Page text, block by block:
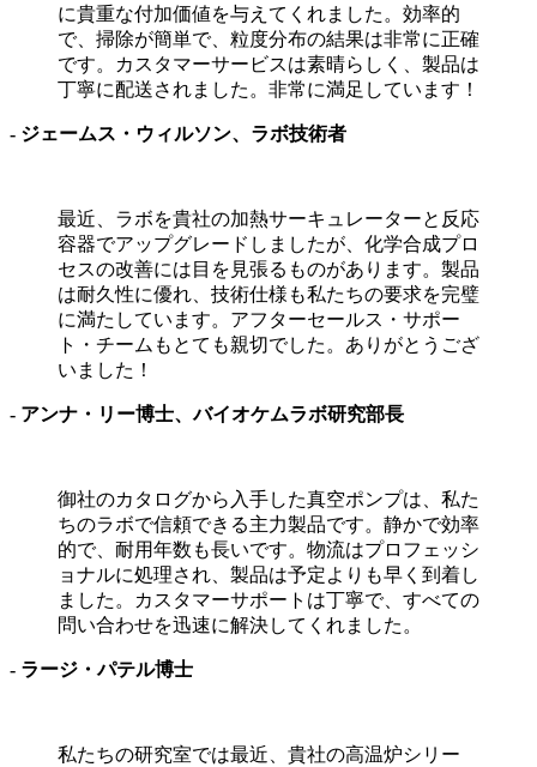
に貴重な付加価値を与えてくれました。効率的
で、掃除が簡単で、粒度分布の結果は非常に正確
です。カスタマーサービスは素晴らしく、製品は
丁寧に配送されました。非常に満足しています！
- ジェームス・ウィルソン、ラボ技術者
最近、ラボを貴社の加熱サーキュレーターと反応
容器でアップグレードしましたが、化学合成プロ
セスの改善には目を見張るものがあります。製品
は耐久性に優れ、技術仕様も私たちの要求を完璧
に満たしています。アフターセールス・サポー
ト・チームもとても親切でした。ありがとうござ
いました！
- アンナ・リー博士、バイオケムラボ研究部長
御社のカタログから入手した真空ポンプは、私た
ちのラボで信頼できる主力製品です。静かで効率
的で、耐用年数も長いです。物流はプロフェッシ
ョナルに処理され、製品は予定よりも早く到着し
ました。カスタマーサポートは丁寧で、すべての
問い合わせを迅速に解決してくれました。
- ラージ・パテル博士
私たちの研究室では最近、貴社の高温炉シリー